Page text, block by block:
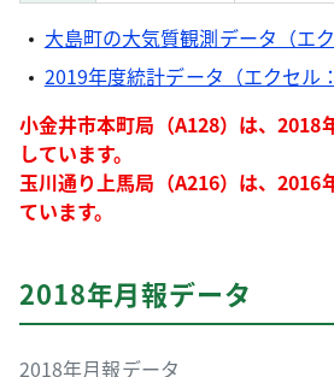
大島町の大気質観測データ（エ
2019年度統計データ（エクセル
小金井市本町局（A128）は、2018
しています。
玉川通り上馬局（A216）は、2016
ています。
2018年月報データ
2018年月報データ